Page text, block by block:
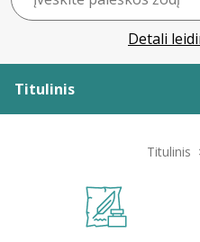
Detali
Titulinis
Titulinis